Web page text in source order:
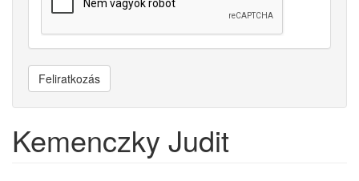
Feliratkozás
Kemenczky Judit